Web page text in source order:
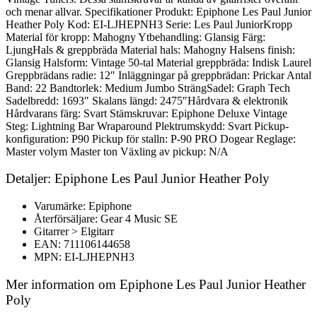
och menar allvar. Specifikationer Produkt: Epiphone Les Paul Junior
Heather Poly Kod: EI-LJHEPNH3 Serie: Les Paul JuniorKropp
Material för kropp: Mahogny Ytbehandling: Glansig Färg:
LjungHals & greppbräda Material hals: Mahogny Halsens finish:
Glansig Halsform: Vintage 50-tal Material greppbräda: Indisk Laurel
Greppbrädans radie: 12″ Inläggningar på greppbrädan: Prickar Antal
Band: 22 Bandtorlek: Medium Jumbo SträngSadel: Graph Tech
Sadelbredd: 1693″ Skalans längd: 2475″Hårdvara & elektronik
Hårdvarans färg: Svart Stämskruvar: Epiphone Deluxe Vintage
Steg: Lightning Bar Wraparound Plektrumskydd: Svart Pickup-
konfiguration: P90 Pickup för stalln: P-90 PRO Dogear Reglage:
Master volym Master ton Växling av pickup: N/A
Detaljer: Epiphone Les Paul Junior Heather Poly
Varumärke: Epiphone
Återförsäljare: Gear 4 Music SE
Gitarrer > Elgitarr
EAN: 711106144658
MPN: EI-LJHEPNH3
Mer information om Epiphone Les Paul Junior Heather
Poly